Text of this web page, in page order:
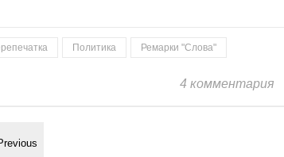
Политика Ремарки "Слова"
4 комментария